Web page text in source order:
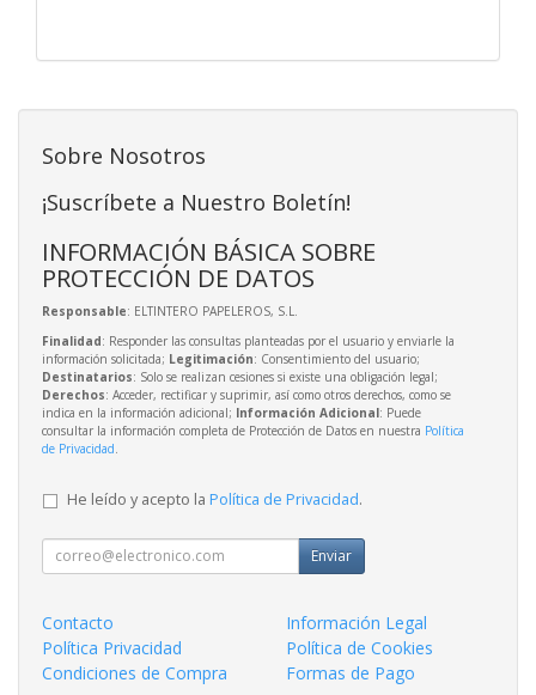
Sobre Nosotros
¡Suscríbete a Nuestro Boletín!
INFORMACIÓN BÁSICA SOBRE
PROTECCIÓN DE DATOS
Responsable: ELTINTERO PAPELEROS, S.L.
Finalidad: Responder las consultas planteadas por el usuario y enviarle la
información solicitada; Legitimación: Consentimiento del usuario;
Destinatarios: Solo se realizan cesiones si existe una obligación legal;
Derechos: Acceder, rectificar y suprimir, así como otros derechos, como se
indica en la información adicional; Información Adicional: Puede
consultar la información completa de Protección de Datos en nuestra Política
de Privacidad
He leído y acepto la Política de Privacidad.
Enviar
Contacto
Información Legal
Política Privacidad
Política de Cookies
Condiciones de Compra
Formas de Pago